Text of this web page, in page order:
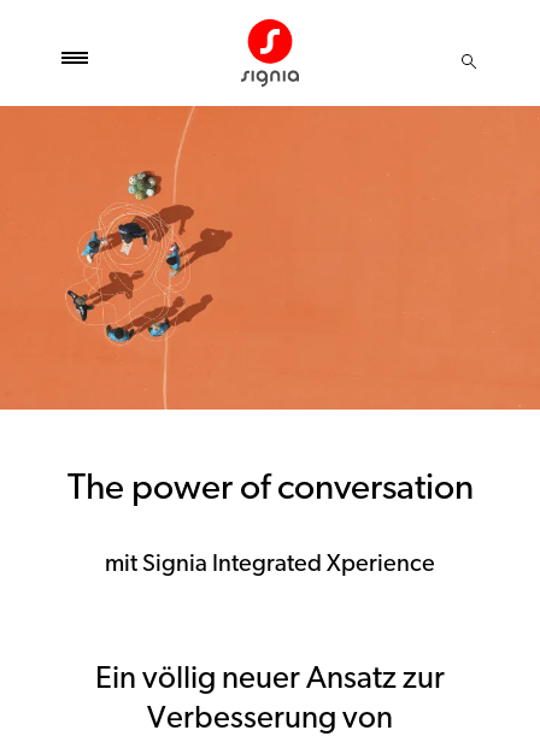
The power of conversation
mit Signia Integrated Xperience
Ein völlig neuer Ansatz zur
Verbesserung von